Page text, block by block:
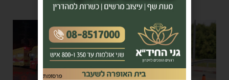
פרסומת